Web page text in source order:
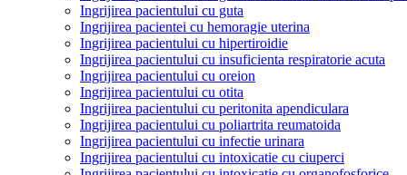
Ingrijirea pacientului cu guta
Ingrijirea pacientei cu hemoragie uterina
Ingrijirea pacientului cu hipertiroidie
Ingrijirea pacientului cu insuficienta respiratorie acuta
Ingrijirea pacientului cu oreion
Ingrijirea pacientului cu otita
Ingrijirea pacientului cu peritonita apendiculara
Ingrijirea pacientului cu poliartrita reumatoida
Ingrijirea pacientului cu infectie urinara
Ingrijirea pacientului cu intoxicatie cu ciuperci